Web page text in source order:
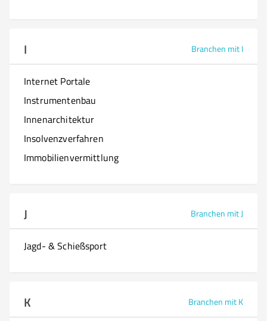
I Branchen mit I
Internet Portale
Instrumentenbau
Innenarchitektur
Insolvenzverfahren
Immobilienvermittlung
J Branchen mit J
Jagd- & Schießsport
K Branchen mit K